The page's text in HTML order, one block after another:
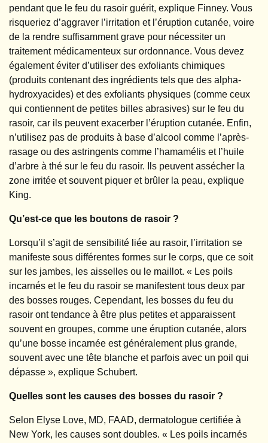
pendant que le feu du rasoir guérit, explique Finney. Vous
risqueriez d’aggraver l’irritation et l’éruption cutanée, voire
de la rendre suffisamment grave pour nécessiter un
traitement médicamenteux sur ordonnance. Vous devez
également éviter d’utiliser des exfoliants chimiques
(produits contenant des ingrédients tels que des alpha-
hydroxyacides) et des exfoliants physiques (comme ceux
qui contiennent de petites billes abrasives) sur le feu du
rasoir, car ils peuvent exacerber l’éruption cutanée. Enfin,
n’utilisez pas de produits à base d’alcool comme l’après-
rasage ou des astringents comme l’hamamélis et l’huile
d’arbre à thé sur le feu du rasoir. Ils peuvent assécher la
zone irritée et souvent piquer et brûler la peau, explique
King.
Qu’est-ce que les boutons de rasoir ?
Lorsqu’il s’agit de sensibilité liée au rasoir, l’irritation se
manifeste sous différentes formes sur le corps, que ce soit
sur les jambes, les aisselles ou le maillot. « Les poils
incarnés et le feu du rasoir se manifestent tous deux par
des bosses rouges. Cependant, les bosses du feu du
rasoir ont tendance à être plus petites et apparaissent
souvent en groupes, comme une éruption cutanée, alors
qu’une bosse incarnée est généralement plus grande,
souvent avec une tête blanche et parfois avec un poil qui
dépasse », explique Schubert.
Quelles sont les causes des bosses du rasoir ?
Selon Elyse Love, MD, FAAD, dermatologue certifiée à
New York, les causes sont doubles. « Les poils incarnés